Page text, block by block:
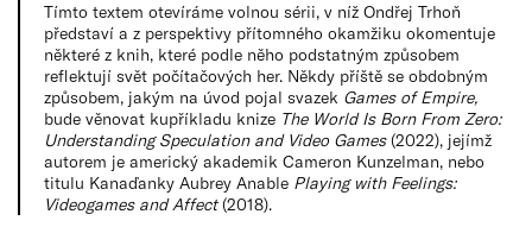
Tímto textem otevíráme volnou sérii, v níž Ondřej Trhoň
představí a z perspektivy přítomného okamžiku okomentuje
některé z knih, které podle něho podstatným způsobem
reflektují svět počítačových her. Někdy příště se obdobným
způsobem, jakým na úvod pojal svazek Games of Empire,
bude věnovat kupříkladu knize The World Is Born From Zero:
Understanding Speculation and Video Games(2022), jejímž
autorem je americký akademik Cameron Kunzelman, nebo
titulu Kanaďanky Aubrey Anable Playing with Feelings:
Videogames and Affect(2018).